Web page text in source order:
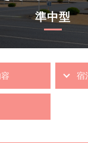
準中型
宿